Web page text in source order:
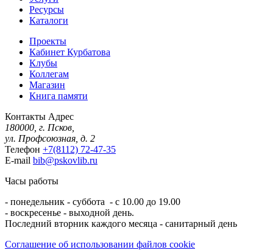
Ресурсы
Каталоги
Проекты
Кабинет Курбатова
Клубы
Коллегам
Магазин
Книга памяти
Контакты Адрес
180000, г. Псков,
ул. Профсоюзная, д. 2
Телефон +7(8112) 72-47-35
E-mail bib@pskovlib.ru
Часы работы
- понедельник - суббота - с 10.00 до 19.00
- воскресенье - выходной день.
Последний вторник каждого месяца - санитарный день
Соглашение об использовании файлов cookie